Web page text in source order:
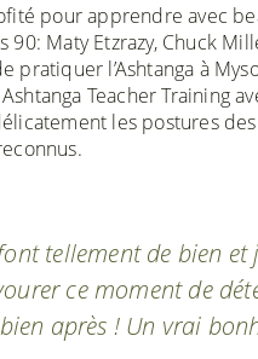
pour apprendre avec
90: Maty Etzrazy, Chuck
pratiquer l’Ashtanga à
Teacher Training
les postures des
tellement de bien
ce moment de
après ! Un vrai